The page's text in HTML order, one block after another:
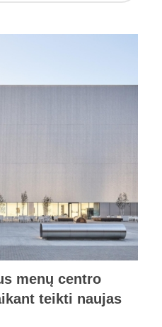
menų centro
teikti naujas